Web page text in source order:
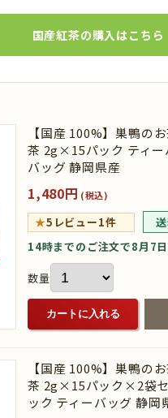
国産紅茶の購入はこちら
【国産 100%】巣鴨の
茶 2g×15パック ティー
バッグ 静岡県産
1,480円 (税込)
★5 レビュー1件
14時までのご注文で8月7
数量
カートに入れる
【国産 100%】巣鴨の
茶 2g×15パック×2袋
ック ティーバッグ 静岡